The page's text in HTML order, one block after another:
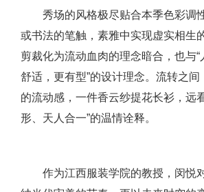
秀场的风格极尽贴合本季色彩调
或书法的笔触，素雅中实现虚实相生
剪裁化为流动血肉的理念暗合，也与
舒适，更有型”的设计理念。流转之
的流动感，一件香云纱提花长衫，远
形、天人合一”的温情诠释。
作为江西服装学院的教授，闵悦